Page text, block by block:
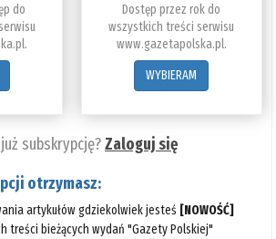
do
Dostęp przez rok do
wszystkich treści serwisu
www.gazetapolska.pl.
WYBIERAM
subskrypcję?Zaloguj się
otrzymasz:
artykułów gdziekolwiek jesteś [NOWOŚĆ]
treści bieżących wydań "Gazety Polskiej"